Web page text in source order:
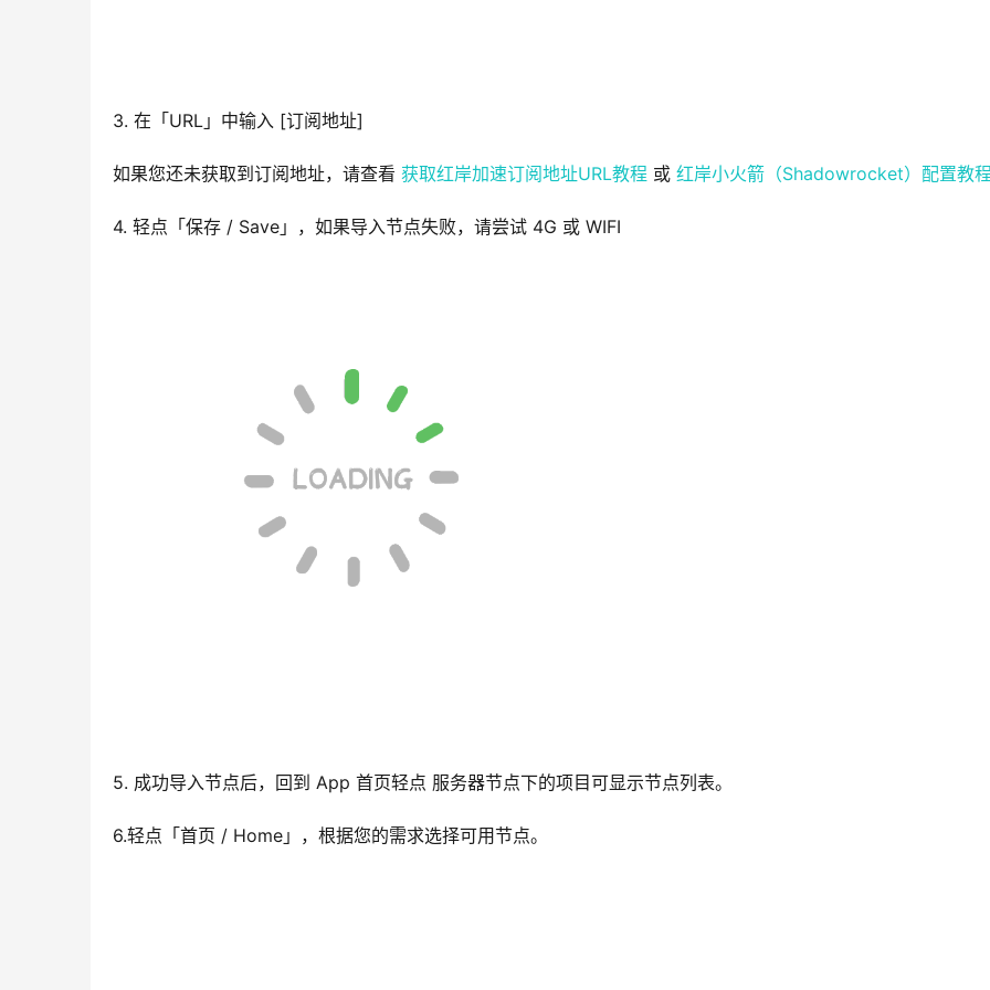
3. 在「URL」中输入 [订阅地址]
如果您还未获取到订阅地址，请查看 获取红岸加速订阅地址URL教程 或 红岸小火箭（Shadowrocket）配置教
4. 轻点「保存 / Save」，如果导入节点失败，请尝试 4G 或 WIFI
5. 成功导入节点后，回到 App 首页轻点 服务器节点下的项目可显示节点列表。
6.轻点「首页 / Home」，根据您的需求选择可用节点。